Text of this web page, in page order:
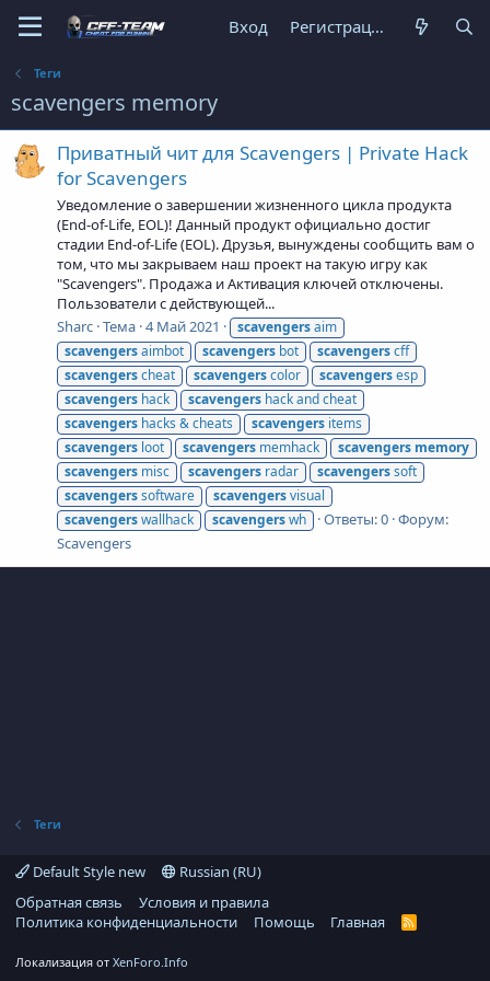
Вход Регистрация
Теги
scavengers memory
Приватный чит для Scavengers | Private Hack
for Scavengers
Уведомление о завершении жизненного цикла продукта
(End-of-Life, EOL)! Данный продукт официально достиг
стадии End-of-Life (EOL). Друзья, вынуждены сообщить вам о
том, что мы закрываем наш проект на такую игру как
"Scavengers". Продажа и Активация ключей отключены.
Пользователи с действующей...
Sharc Тема 4 Май 2021 scavengersaim
scavengersaimbot scavengers bot scavengerscff
scavengerscheat scavengerscolor scavengersesp
scavengers hack scavengers hack and cheat
scavengers hacks & cheats scavengers items
scavengers loot scavengers memhack scavengers memory
scavengers misc scavengers radar scavengerssoft
scavengerssoftware scavengersvisual
scavengerswallhack scavengerswh Ответы: 0 Форум:
Scavengers
Теги
Default Style new
Russian (RU)
Обратная связь
Условия и правила
Политика конфиденциальности
Помощь Главная
R
Локализация от XenForo.Info